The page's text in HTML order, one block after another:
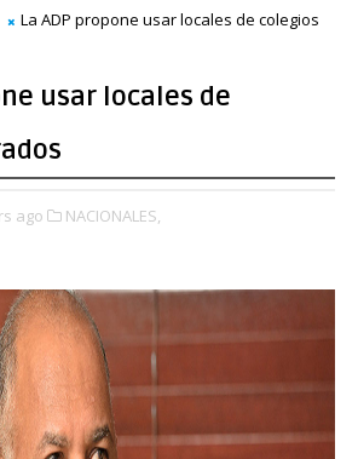
La ADP propone usar locales de colegios
usar locales de
ago NACIONALES,